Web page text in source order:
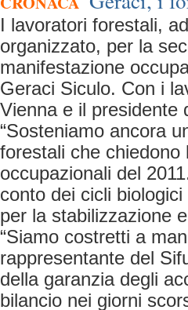
I lavoratori forestali,
organizzato, per la
manifestazione
Geraci Siculo. Con i
Vienna e il presidente
“Sosteniamo ancora
forestali che chiedono
occupazionali del
conto dei cicli
per la stabilizzazione
“Siamo costretti a
rappresentante del
della garanzia degli
bilancio nei giorni